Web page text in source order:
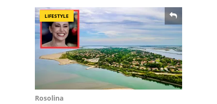
LIFESTYLE
Rosolina